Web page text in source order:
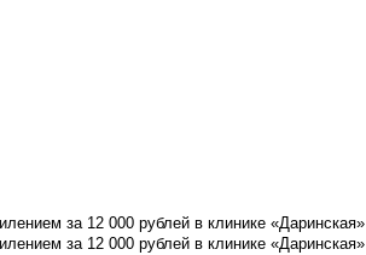
за 12 000 рублей в клинике «Даринская»
за 12 000 рублей в клинике «Даринская»